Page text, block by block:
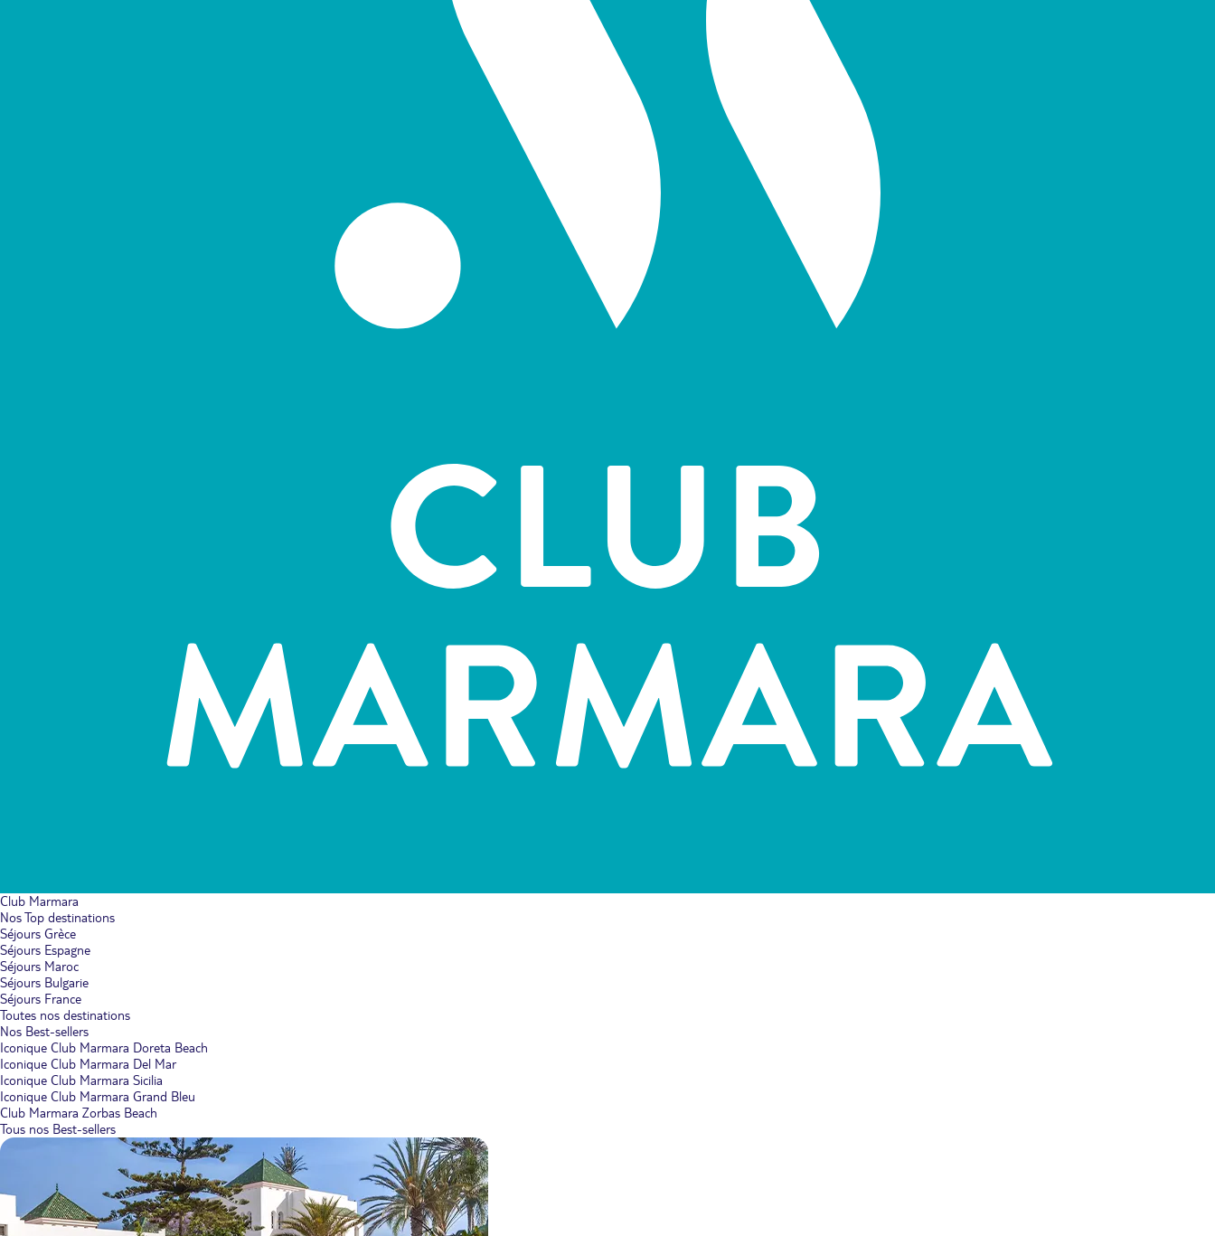
Club Marmara
Nos Top destinations
Séjours Grèce
Séjours Espagne
Séjours Maroc
Séjours Bulgarie
Séjours France
Toutes nos destinations
Nos Best-sellers
Iconique Club Marmara Doreta Beach
Iconique Club Marmara Del Mar
Iconique Club Marmara Sicilia
Iconique Club Marmara Grand Bleu
Club Marmara Zorbas Beach
Tous nos Best-sellers